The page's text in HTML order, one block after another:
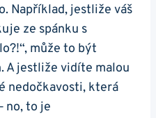
Například, jestliže váš
ze spánku s
může to být
A jestliže vidíte malou
nedočkavosti, která
no, to je